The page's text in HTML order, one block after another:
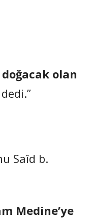
olan
dedi.”
Saîd b.
Medine’ye